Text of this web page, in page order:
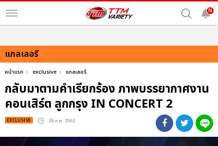
N
แกลเลอรี
หน้าแรก exclusive แกลเลอรี
กลับมาตามคำเรียกร้อง ภาพบรรยากาศงาน
คอนเสิร์ต ลูกกรุง IN CONCERT 2
EXCLUSIVE : 26 ก.พ. 2563